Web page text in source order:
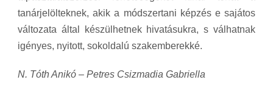
tanárjelölteknek, akik a módszertani képzés e sajátos
változata által készülhetnek hivatásukra, s válhatnak
igényes, nyitott, sokoldalú szakemberekké.
N. Tóth Anikó – Petres Csizmadia Gabriella